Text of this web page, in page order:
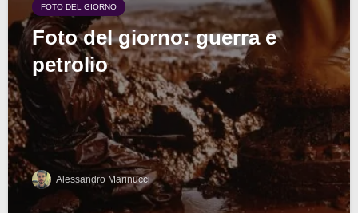
FOTO DEL GIORNO
Foto del giorno: guerra e
petrolio
Alessandro Marinucci